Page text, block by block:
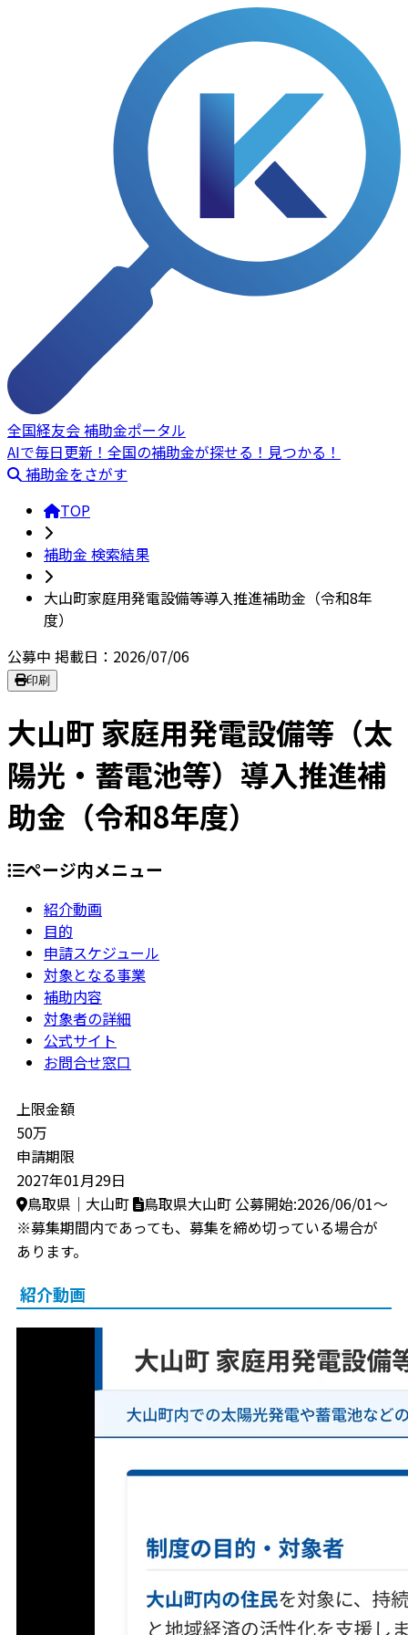
全国経友会 補助金ポータル
AIで毎日更新！全国の補助金が探せる！見つかる！
補助金をさがす
TOP
補助金 検索結果
大山町家庭用発電設備等導入推進補助金（令和8年
度）
公募中 掲載日：2026/07/06
印刷
大山町 家庭用発電設備等（太
陽光・蓄電池等）導入推進補
助金（令和8年度）
ページ内メニュー
紹介動画
目的
申請スケジュール
対象となる事業
補助内容
対象者の詳細
公式サイト
お問合せ窓口
上限金額
50万
申請期限
2027年01月29日
鳥取県｜大山町
鳥取県大山町 公募開始:2026/06/01～
※募集期間内であっても、募集を締め切っている場合が
あります。
紹介動画